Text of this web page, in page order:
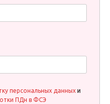
персональных данных и
ПДн в ФСЭ